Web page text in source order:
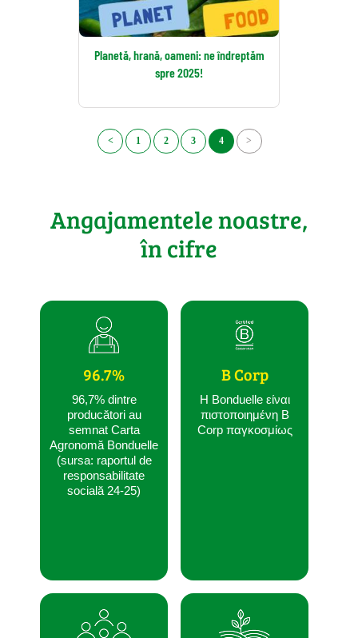
Planetă, hrană, oameni: ne îndreptăm
spre 2025!
< 1 2 3 4 >
Angajamentele noastre,
în cifre
96.7%
96,7% dintre
producători au
semnat Carta
Agronomă Bonduelle
(sursa: raportul de
responsabilitate
socială 24-25)
B Corp
Η Bonduelle είναι
πιστοποιημένη B
Corp παγκοσμίως